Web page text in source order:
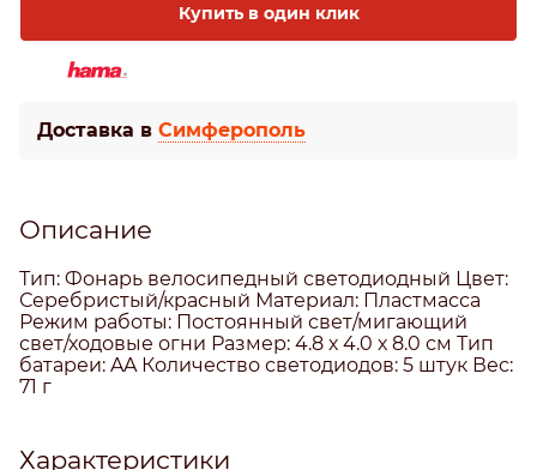
Купить в один клик
Доставка в Симферополь
Описание
Тип: Фонарь велосипедный светодиодный Цвет:
Серебристый/красный Материал: Пластмасса
Режим работы: Постоянный свет/мигающий
свет/ходовые огни Размер: 4.8 х 4.0 х 8.0 см Тип
батареи: AA Количество светодиодов: 5 штук Вес:
71 г
Характеристики